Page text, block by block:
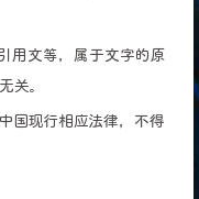
用文等，属于文字的原
关。
国现行相应法律，不得